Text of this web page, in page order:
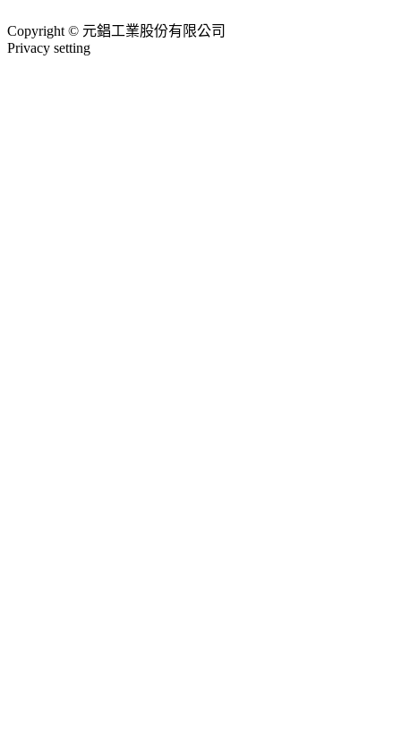
Copyright © 元錩工業股份有限公司
Privacy setting